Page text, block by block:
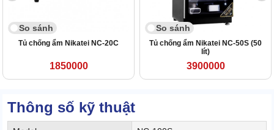
So sánh
Tủ chống ẩm Nikatei NC-20C
1850000
So sánh
Tủ chống ẩm Nikatei NC-50S (50
lít)
3900000
Thông số kỹ thuật